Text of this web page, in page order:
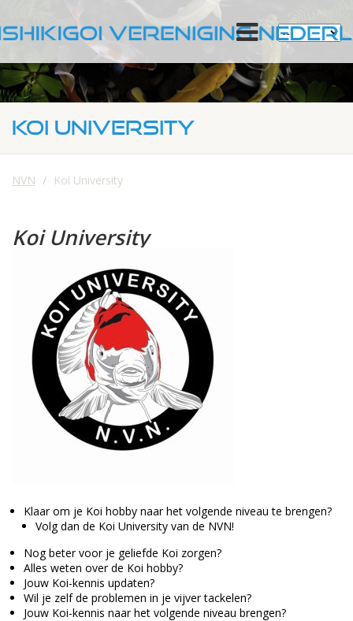
KOI UNIVERSITY
NVN Koi University
Koi University
Klaar om je Koi hobby naar het volgende niveau te brengen?
Volg dan de Koi University van de NVN!
Nog beter voor je geliefde Koi zorgen?
Alles weten over de Koi hobby?
Jouw Koi-kennis updaten?
Wil je zelf de problemen in je vijver tackelen?
Jouw Koi-kennis naar het volgende niveau brengen?